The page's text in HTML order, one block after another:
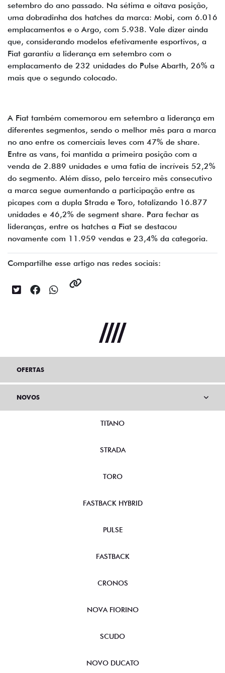
setembro do ano passado. Na sétima e oitava posição,
uma dobradinha dos hatches da marca: Mobi, com 6.016
emplacamentos e o Argo, com 5.938. Vale dizer ainda
que, considerando modelos efetivamente esportivos, a
Fiat garantiu a liderança em setembro com o
emplacamento de 232 unidades do Pulse Abarth, 26% a
mais que o segundo colocado.
A Fiat também comemorou em setembro a liderança em
diferentes segmentos, sendo o melhor mês para a marca
no ano entre os comerciais leves com 47% de share.
Entre as vans, foi mantida a primeira posição com a
venda de 2.889 unidades e uma fatia de incríveis 52,2%
do segmento. Além disso, pelo terceiro mês consecutivo
a marca segue aumentando a participação entre as
picapes com a dupla Strada e Toro, totalizando 16.877
unidades e 46,2% de segment share. Para fechar as
lideranças, entre os hatches a Fiat se destacou
novamente com 11.959 vendas e 23,4% da categoria.
Compartilhe esse artigo nas redes sociais:
OFERTAS
NOVOS
TITANO
STRADA
TORO
FASTBACK HYBRID
PULSE
FASTBACK
CRONOS
NOVA FIORINO
SCUDO
NOVO DUCATO